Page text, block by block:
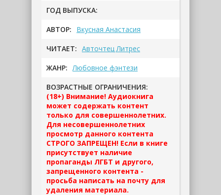
ГОД ВЫПУСКА:
АВТОР: Вкусная Анастасия
ЧИТАЕТ: Авточтец Литрес
ЖАНР: Любовное фэнтези
ВОЗРАСТНЫЕ ОГРАНИЧЕНИЯ:
(18+) Внимание! Аудиокнига
может содержать контент
только для совершеннолетних.
Для несовершеннолетних
просмотр данного контента
СТРОГО ЗАПРЕЩЕН! Если в книге
присутствует наличие
пропаганды ЛГБТ и другого,
запрещенного контента -
просьба написать на почту для
удаления материала.